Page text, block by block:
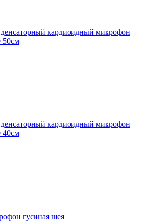
кардиоидный микрофон
50см
кардиоидный микрофон
40см
гусиная шея